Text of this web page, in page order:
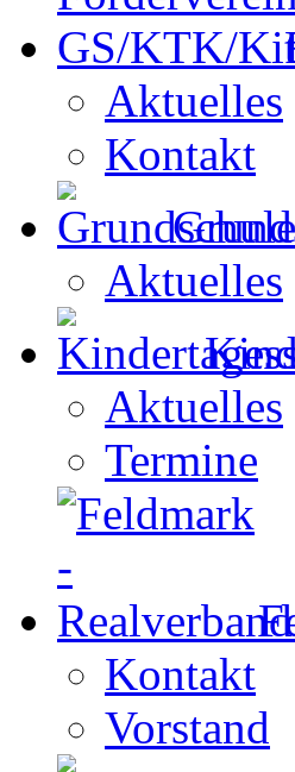
Aktuelles
Kontakt
Aktuelles
Aktuelles
Termine
Kontakt
Vorstand